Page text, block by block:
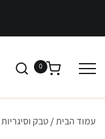
0
עמוד הבית/טבק וסיגריות